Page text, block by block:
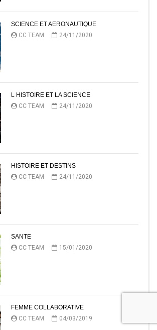
SCIENCE ET AERONAUTIQUE
CC TEAM
24/11/2020
L HISTOIRE ET LA SCIENCE
CC TEAM
24/11/2020
HISTOIRE ET DESTINS
CC TEAM
24/11/2020
SANTE
CC TEAM
15/01/2020
FEMME COLLABORATIVE
CC TEAM
04/03/2019